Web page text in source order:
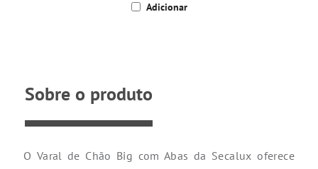
Adicionar
Sobre o produto
O Varal de Chão Big com Abas da Secalux oferece